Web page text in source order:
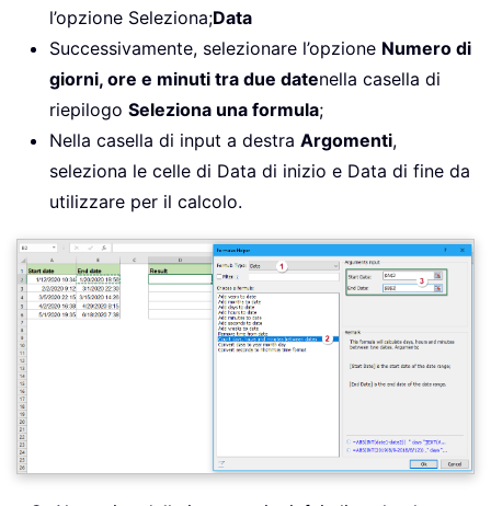
l’opzione Seleziona;Data
Successivamente, selezionare l’opzione Numero di
giorni, ore e minuti tra due datenella casella di
riepilogo Seleziona una formula;
Nella casella di input a destra Argomenti,
seleziona le celle di Data di inizio e Data di fine da
utilizzare per il calcolo.